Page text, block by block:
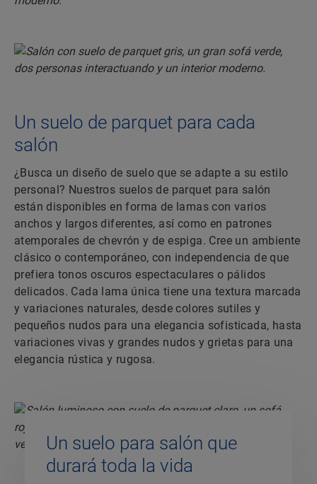
Un suelo de parquet para cada
salón
¿Busca un diseño de suelo que se adapte a su estilo
personal? Nuestros suelos de parquet para salón
están disponibles en forma de lamas con varios
anchos y largos diferentes, así como en patrones
atemporales de chevrón y de espiga. Cree un ambiente
clásico o contemporáneo, con independencia de que
prefiera tonos oscuros espectaculares o pálidos
delicados. Cada lama única tiene una textura marcada
y variaciones naturales, desde colores sutiles y
pequeños nudos para una elegancia sofisticada, hasta
variaciones vivas y grandes nudos y grietas para una
elegancia rústica y rugosa.
Un suelo para salón que
durará toda la vida